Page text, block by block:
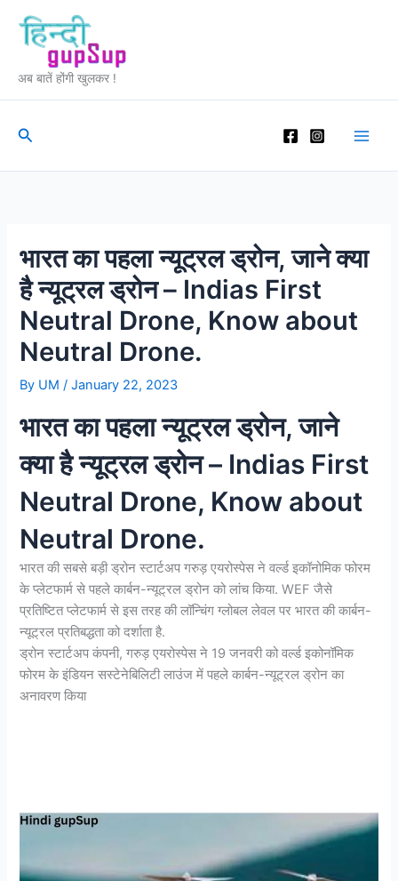
content
अब बातें होंगी खुलकर !
Search
भारत का पहला न्यूट्रल ड्रोन, जाने क्या
है न्यूट्रल ड्रोन – Indias First
Neutral Drone, Know about
Neutral Drone.
By UM/January 22, 2023
भारत का पहला न्यूट्रल ड्रोन, जाने
क्या है न्यूट्रल ड्रोन – Indias First
Neutral Drone, Know about
Neutral Drone.
भारत की सबसे बड़ी ड्रोन स्टार्टअप गरुड़ एयरोस्पेस ने वर्ल्ड इकॉनोमिक फोरम
के प्लेटफार्म से पहले कार्बन-न्यूट्रल ड्रोन को लांच किया. WEF जैसे
प्रतिष्टित प्लेटफार्म से इस तरह की लॉन्चिंग ग्लोबल लेवल पर भारत की कार्बन-
न्यूट्रल प्रतिबद्धता को दर्शाता है.
ड्रोन स्टार्टअप कंपनी, गरुड़ एयरोस्पेस ने 19 जनवरी को वर्ल्ड इकोनॉमिक
फोरम के इंडियन सस्टेनेबिलिटी लाउंज में पहले कार्बन-न्यूट्रल ड्रोन का
अनावरण किया